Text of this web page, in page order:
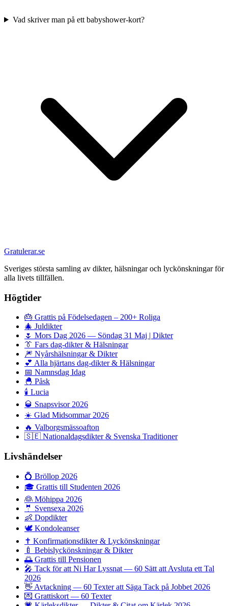
Vad skriver man på ett babyshower-kort?
Gratulerar.se
Sveriges största samling av dikter, hälsningar och lyckönskningar för
alla livets tillfällen.
Högtider
🎂 Grattis på Födelsedagen – 200+ Roliga
🎄 Juldikter
🌷 Mors Dag 2026 — Söndag 31 Maj | Dikter
👔 Fars dag-dikter & Hälsningar
🎆 Nyårshälsningar & Dikter
💕 Alla hjärtans dag-dikter & Hälsningar
📅 Namnsdag Idag
🐣 Påsk
🕯️ Lucia
🥃 Snapsvisor 2026
☀️ Glad Midsommar 2026
🔥 Valborgsmässoafton
🇸🇪 Nationaldagsdikter & Svenska Traditioner
Livshändelser
💍 Bröllop 2026
🎓 Grattis till Studenten 2026
👰 Möhippa 2026
🤵 Svensexa 2026
👶 Dopdikter
🕊️ Kondoleanser
✝️ Konfirmationsdikter & Lyckönskningar
🍼 Bebislyckönskningar & Dikter
🌅 Grattis till Pensionen
🎤 Tack för att Ni Har Lyssnat — 60 Sätt att Avsluta ett Tal
2026
👋 Avtackning — 60 Texter att Säga Tack på Jobbet 2026
💌 Grattiskort — 60 Texter